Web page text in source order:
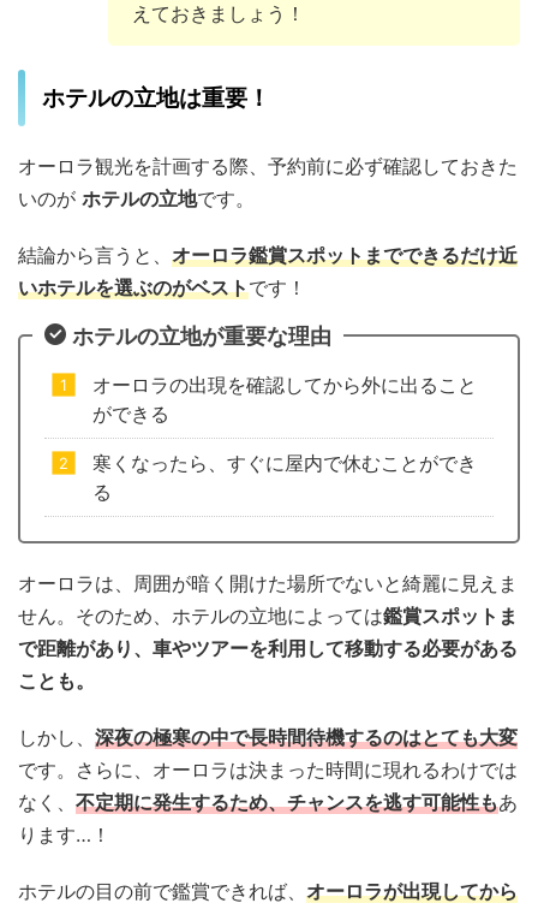
えておきましょう！
ホテルの立地は重要！
オーロラ観光を計画する際、予約前に必ず確認しておきた
いのが ホテルの立地です。
結論から言うと、 オーロラ鑑賞スポットまでできるだけ近
いホテルを選ぶのがベストです！
ホテルの立地が重要な理由
オーロラの出現を確認してから外に出ること
ができる
寒くなったら、すぐに屋内で休むことができ
る
オーロラは、周囲が暗く開けた場所でないと綺麗に見えま
せん。そのため、ホテルの立地によっては鑑賞スポットま
で距離があり、車やツアーを利用して移動する必要がある
ことも。
しかし、 深夜の極寒の中で長時間待機するのはとても大変
です。さらに、オーロラは決まった時間に現れるわけでは
なく、 不定期に発生するため、チャンスを逃す可能性もあ
ります…！
ホテルの目の前で鑑賞できれば、 オーロラが出現してから